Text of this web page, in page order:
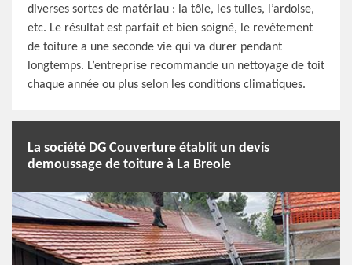
diverses sortes de matériau : la tôle, les tuiles, l’ardoise,
etc. Le résultat est parfait et bien soigné, le revêtement
de toiture a une seconde vie qui va durer pendant
longtemps. L’entreprise recommande un nettoyage de toit
chaque année ou plus selon les conditions climatiques.
La société DG Couverture établit un devis
demoussage de toiture à La Breole